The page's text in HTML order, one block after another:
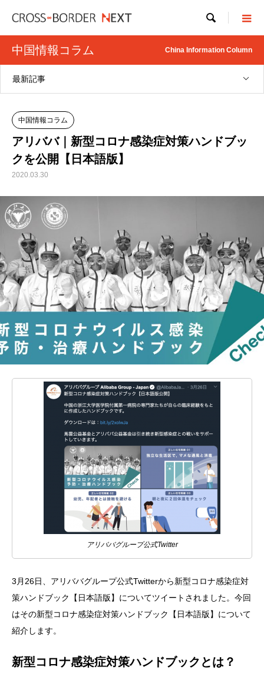

中国情報コラム China Information Column
最新記事
中国情報コラム
アリババ｜新型コロナ感染症対策ハンドブッ
クを公開【日本語版】
2020.03.30
アリババグループ公式Twitter
3月26日、アリババグループ公式Twitterから新型コロナ感染症対
策ハンドブック【日本語版】についてツイートされました。今回
はその新型コロナ感染症対策ハンドブック【日本語版】について
紹介します。
新型コロナ感染症対策ハンドブックとは？